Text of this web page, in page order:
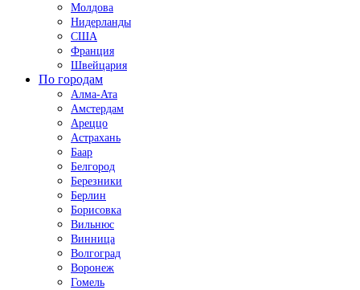
Молдова
Нидерланды
США
Франция
Швейцария
По городам
Алма-Ата
Амстердам
Ареццо
Астрахань
Баар
Белгород
Березники
Берлин
Борисовка
Вильнюс
Винница
Волгоград
Воронеж
Гомель